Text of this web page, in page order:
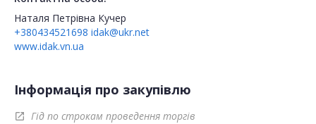
Наталя Петрівна Кучер
+380434521698 idak@ukr.net
www.idak.vn.ua
Інформація про закупівлю
open_in_new Гід по строкам проведення торгів